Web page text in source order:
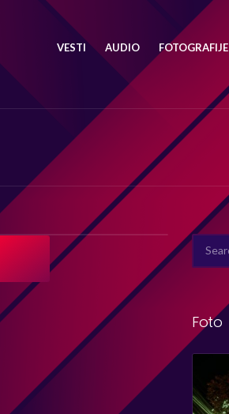
VESTI AUDIO FOTOGRAFIJE
SEARCH
FOR:
Foto